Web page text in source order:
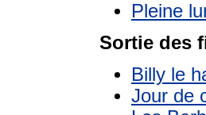
Pleine
Sortie des
Billy le
Jour de